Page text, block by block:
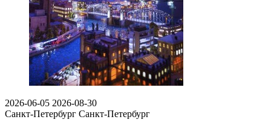
2026-06-05 2026-08-30
Санкт-Петербург Санкт-Петербург